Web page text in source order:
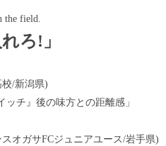
the field.
ろ!」
/新潟県)
ッチ』後の味方との距離感」
オガサFCジュニアユース/岩手県)